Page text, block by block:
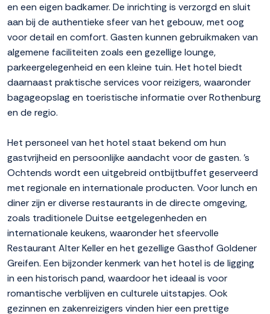
en een eigen badkamer. De inrichting is verzorgd en sluit
aan bij de authentieke sfeer van het gebouw, met oog
voor detail en comfort. Gasten kunnen gebruikmaken van
algemene faciliteiten zoals een gezellige lounge,
parkeergelegenheid en een kleine tuin. Het hotel biedt
daarnaast praktische services voor reizigers, waaronder
bagageopslag en toeristische informatie over Rothenburg
en de regio.
Het personeel van het hotel staat bekend om hun
gastvrijheid en persoonlijke aandacht voor de gasten. 's
Ochtends wordt een uitgebreid ontbijtbuffet geserveerd
met regionale en internationale producten. Voor lunch en
diner zijn er diverse restaurants in de directe omgeving,
zoals traditionele Duitse eetgelegenheden en
internationale keukens, waaronder het sfeervolle
Restaurant Alter Keller en het gezellige Gasthof Goldener
Greifen. Een bijzonder kenmerk van het hotel is de ligging
in een historisch pand, waardoor het ideaal is voor
romantische verblijven en culturele uitstapjes. Ook
gezinnen en zakenreizigers vinden hier een prettige